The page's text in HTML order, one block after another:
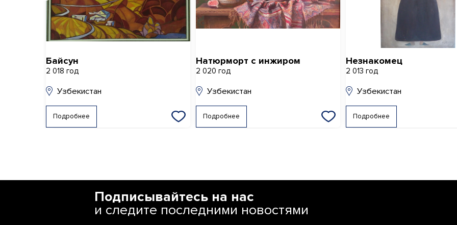
Байсун
2 018 год
Узбекистан
Подробнее
Натюрморт с инжиром
2 020 год
Узбекистан
Подробнее
Незнакомец
2 013 год
Узбекистан
Подробнее
Подписывайтесь на нас
и следите последними новостями